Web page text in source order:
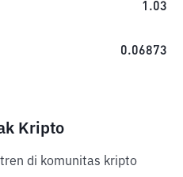
1.03
0.06873
Kripto
di komunitas kripto